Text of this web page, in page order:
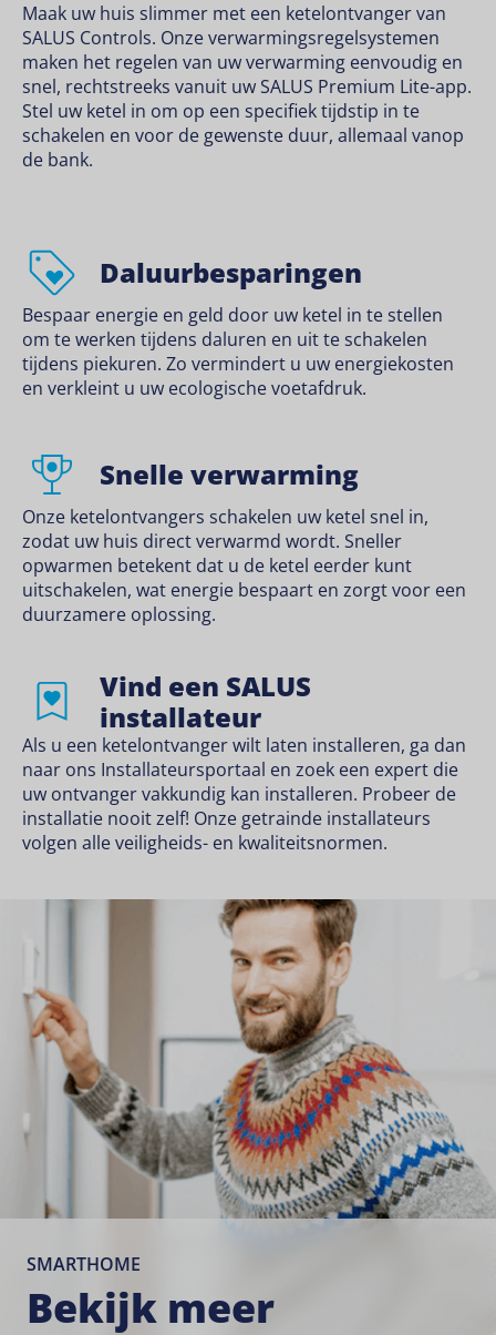
Maak uw huis slimmer met een ketelontvanger van
SALUS Controls. Onze verwarmingsregelsystemen
maken het regelen van uw verwarming eenvoudig en
snel, rechtstreeks vanuit uw SALUS Premium Lite-app.
Stel uw ketel in om op een specifiek tijdstip in te
schakelen en voor de gewenste duur, allemaal vanop
de bank.
Daluurbesparingen
Bespaar energie en geld door uw ketel in te stellen
om te werken tijdens daluren en uit te schakelen
tijdens piekuren. Zo vermindert u uw energiekosten
en verkleint u uw ecologische voetafdruk.
Snelle verwarming
Onze ketelontvangers schakelen uw ketel snel in,
zodat uw huis direct verwarmd wordt. Sneller
opwarmen betekent dat u de ketel eerder kunt
uitschakelen, wat energie bespaart en zorgt voor een
duurzamere oplossing.
Vind een SALUS
installateur
Als u een ketelontvanger wilt laten installeren, ga dan
naar ons Installateursportaal en zoek een expert die
uw ontvanger vakkundig kan installeren. Probeer de
installatie nooit zelf! Onze getrainde installateurs
volgen alle veiligheids- en kwaliteitsnormen.
SMARTHOME
Bekijk meer